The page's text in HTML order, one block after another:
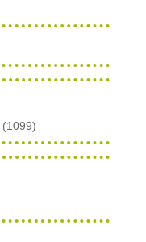
(1099)